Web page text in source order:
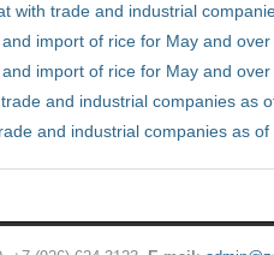
with trade and industrial
import of rice for May and
import of rice for May and
and industrial companies as
and industrial companies as